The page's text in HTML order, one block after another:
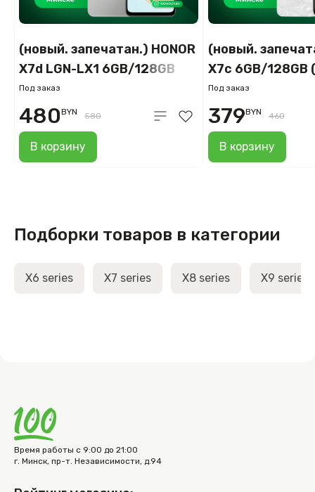
(новый. запечатан.) HONOR
X7d LGN-LX1 6GB/128GB
(метеорное серебро)
Под заказ
В корзину
480BYN 580
(новый.
X7c 6GB/128GB
Под заказ
В корзину
379BYN 460
Подборки товаров в категории
X6 series X7 series X8 series X9 series
Время работы с 9:00 до 21:00
г. Минск, пр-т. Независимости, д.94